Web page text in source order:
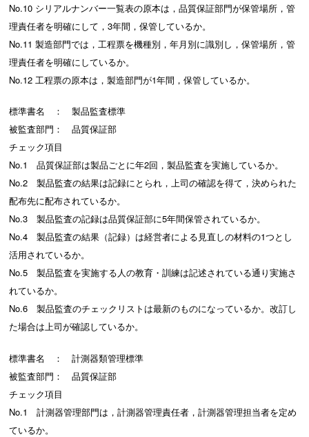
No.10 シリアルナンバー一覧表の原本は，品質保証部門が保管場所，管
理責任者を明確にして，3年間，保管しているか。
No.11 製造部門では，工程票を機種別，年月別に識別し，保管場所，管
理責任者を明確にしているか。
No.12 工程票の原本は，製造部門が1年間，保管しているか。
標準書名 ： 製品監査標準
被監査部門： 品質保証部
チェック項目
No.1 品質保証部は製品ごとに年2回，製品監査を実施しているか。
No.2 製品監査の結果は記録にとられ，上司の確認を得て，決められた
配布先に配布されているか。
No.3 製品監査の記録は品質保証部に5年間保管されているか。
No.4 製品監査の結果（記録）は経営者による見直しの材料の1つとし
活用されているか。
No.5 製品監査を実施する人の教育・訓練は記述されている通り実施さ
れているか。
No.6 製品監査のチェックリストは最新のものになっているか。改訂し
た場合は上司が確認しているか。
標準書名 ： 計測器類管理標準
被監査部門： 品質保証部
チェック項目
No.1 計測器管理部門は，計測器管理責任者，計測器管理担当者を定め
ているか。